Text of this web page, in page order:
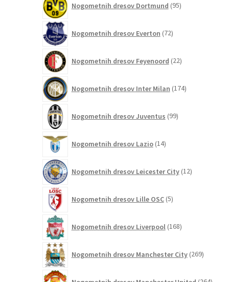
Nogometnih dresov Dortmund 95izdelkov
Nogometnih dresov Everton 72izdelkov
Nogometnih dresov Feyenoord 22izdelkov
Nogometnih dresov Inter Milan 174izdelkov
Nogometnih dresov Juventus 99izdelkov
Nogometnih dresov Lazio 14izdelkov
Nogometnih dresov Leicester City 12izdelkov
Nogometnih dresov Lille OSC 5izdelkov
Nogometnih dresov Liverpool 168izdelkov
Nogometnih dresov Manchester City 269izdelkov